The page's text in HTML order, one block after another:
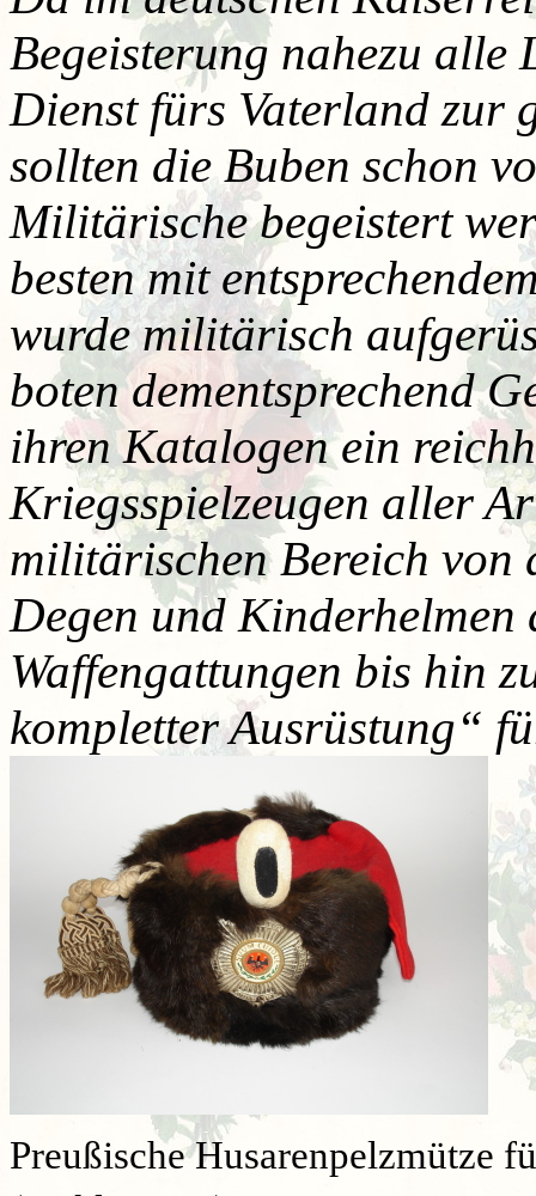
Begeisterung nahezu alle
Dienst fürs Vaterland zur
sollten die Buben schon
Militärische begeistert
besten mit
wurde militärisch
boten dementsprechend
ihren Katalogen ein
Kriegsspielzeugen aller
militärischen Bereich von
Degen und Kinderhelmen
Waffengattungen bis hin
kompletter Ausrüstung“
Preußische Husarenpelzmütze